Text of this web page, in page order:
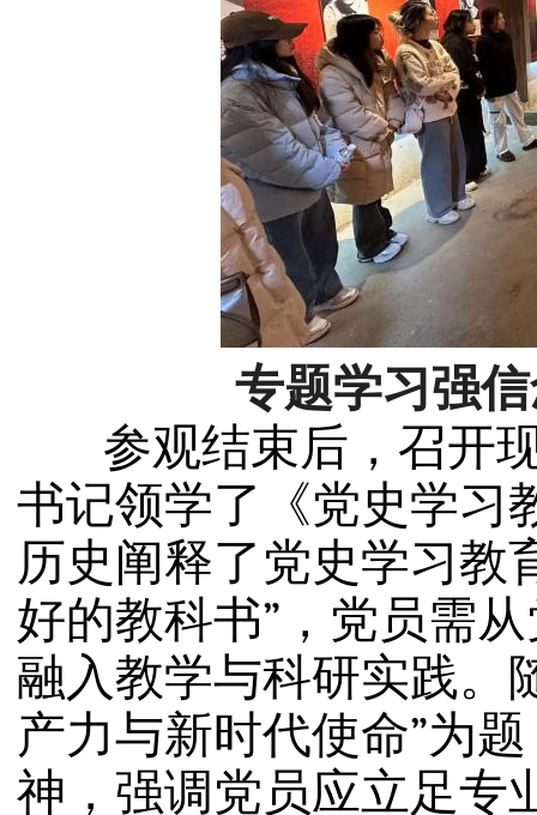
专题学习强
参观结束后，召开现
书记领学了《党史学习
历史阐释了党史学习教
好的教科书” ，党员需
融入教学与科研实践。
产力与新时代使命”为
神，强调党员应立足专